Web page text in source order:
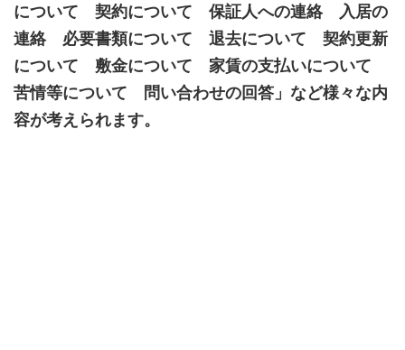
について 契約について 保証人への連絡 入居の
連絡 必要書類について 退去について 契約更新
について 敷金について 家賃の支払いについて
苦情等について 問い合わせの回答」など様々な内
容が考えられます。